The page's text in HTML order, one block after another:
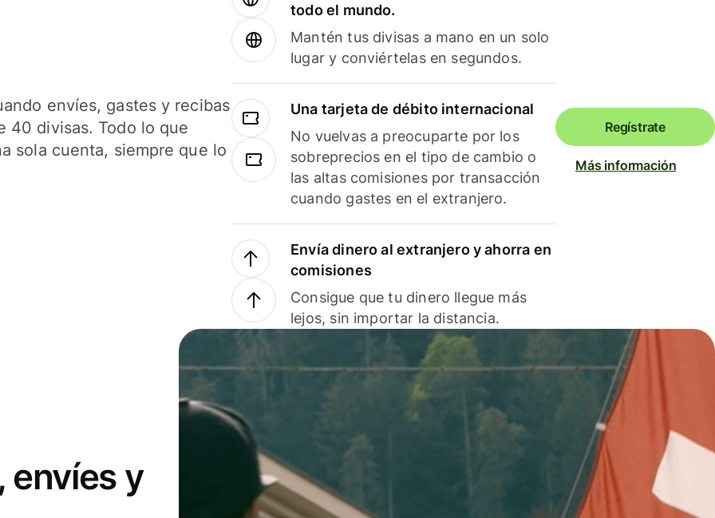
envíes, gastes y recibas
40 divisas. Todo lo que
sola cuenta, siempre que lo
todo el mundo.
Mantén tus divisas a mano en un solo
lugar y conviértelas en segundos.
Una tarjeta de débito internacional
No vuelvas a preocuparte por los
sobreprecios en el tipo de cambio o
las altas comisiones por transacción
cuando gastes en el extranjero.
Envía dinero al extranjero y ahorra en
comisiones
Consigue que tu dinero llegue más
lejos, sin importar la distancia.
Regístrate
Más información
envíes y